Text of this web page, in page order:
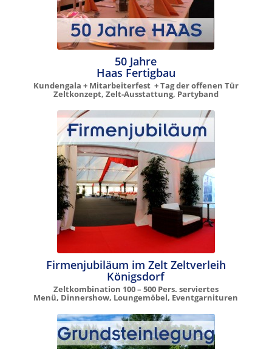
50 Jahre
Haas Fertigbau
Kundengala + Mitarbeiterfest + Tag der offenen Tür
Zeltkonzept, Zelt-Ausstattung, Partyband
Firmenjubiläum im Zelt Zeltverleih
Königsdorf
Zeltkombination 100 – 500 Pers. serviertes
Menü, Dinnershow, Loungemöbel, Eventgarnituren